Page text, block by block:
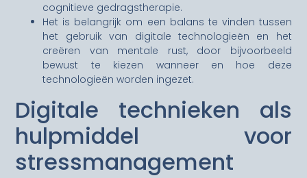
cognitieve gedragstherapie.
Het is belangrijk om een balans te vinden tussen
het gebruik van digitale technologieën en het
creëren van mentale rust, door bijvoorbeeld
bewust te kiezen wanneer en hoe deze
technologieën worden ingezet.
Digitale technieken als
hulpmiddel voor
stressmanagement